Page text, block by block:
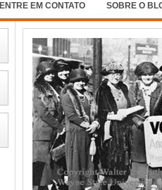
ENTRE EM CONTATO SOBRE O